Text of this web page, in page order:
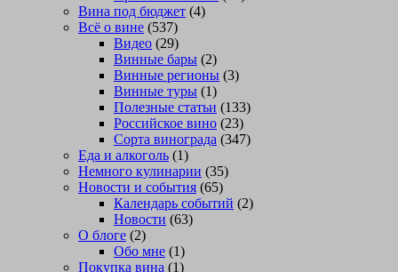
Вина под бюджет (4)
Всё о вине (537)
Видео (29)
Винные бары (2)
Винные регионы (3)
Винные туры (1)
Полезные статьи (133)
Российское вино (23)
Сорта винограда (347)
Еда и алкоголь (1)
Немного кулинарии (35)
Новости и события (65)
Календарь событий (2)
Новости (63)
О блоге (2)
Обо мне (1)
Покупка вина (1)